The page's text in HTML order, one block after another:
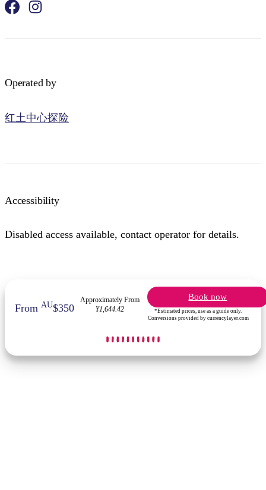
Operated by
红土中心探险
Accessibility
Disabled access available, contact operator for details.
FromAU$350
Approximately From
¥1,644.42
Book now
*Estimated prices, use as a guide only.
Conversions provided by currencylayer.com